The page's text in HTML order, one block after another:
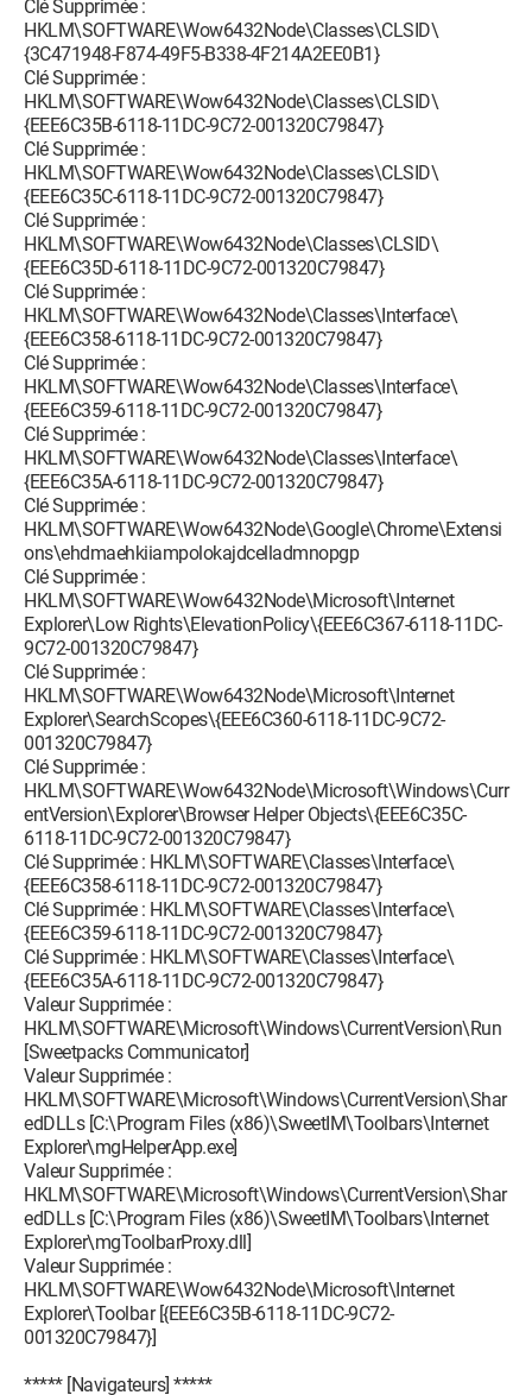
Clé Supprimée :
HKLM\SOFTWARE\Wow6432Node\Classes\CLSID\
{3C471948-F874-49F5-B338-4F214A2EE0B1}
Clé Supprimée :
HKLM\SOFTWARE\Wow6432Node\Classes\CLSID\
{EEE6C35B-6118-11DC-9C72-001320C79847}
Clé Supprimée :
HKLM\SOFTWARE\Wow6432Node\Classes\CLSID\
{EEE6C35C-6118-11DC-9C72-001320C79847}
Clé Supprimée :
HKLM\SOFTWARE\Wow6432Node\Classes\CLSID\
{EEE6C35D-6118-11DC-9C72-001320C79847}
Clé Supprimée :
HKLM\SOFTWARE\Wow6432Node\Classes\Interface\
{EEE6C358-6118-11DC-9C72-001320C79847}
Clé Supprimée :
HKLM\SOFTWARE\Wow6432Node\Classes\Interface\
{EEE6C359-6118-11DC-9C72-001320C79847}
Clé Supprimée :
HKLM\SOFTWARE\Wow6432Node\Classes\Interface\
{EEE6C35A-6118-11DC-9C72-001320C79847}
Clé Supprimée :
HKLM\SOFTWARE\Wow6432Node\Google\Chrome\Extensi
ons\ehdmaehkiiampolokajdcelladmnopgp
Clé Supprimée :
HKLM\SOFTWARE\Wow6432Node\Microsoft\Internet
Explorer\Low Rights\ElevationPolicy\{EEE6C367-6118-11DC-
9C72-001320C79847}
Clé Supprimée :
HKLM\SOFTWARE\Wow6432Node\Microsoft\Internet
Explorer\SearchScopes\{EEE6C360-6118-11DC-9C72-
001320C79847}
Clé Supprimée :
HKLM\SOFTWARE\Wow6432Node\Microsoft\Windows\Curr
entVersion\Explorer\Browser Helper Objects\{EEE6C35C-
6118-11DC-9C72-001320C79847}
Clé Supprimée : HKLM\SOFTWARE\Classes\Interface\
{EEE6C358-6118-11DC-9C72-001320C79847}
Clé Supprimée : HKLM\SOFTWARE\Classes\Interface\
{EEE6C359-6118-11DC-9C72-001320C79847}
Clé Supprimée : HKLM\SOFTWARE\Classes\Interface\
{EEE6C35A-6118-11DC-9C72-001320C79847}
Valeur Supprimée :
HKLM\SOFTWARE\Microsoft\Windows\CurrentVersion\Run
[Sweetpacks Communicator]
Valeur Supprimée :
HKLM\SOFTWARE\Microsoft\Windows\CurrentVersion\Shar
edDLLs [C:\Program Files (x86)\SweetIM\Toolbars\Internet
Explorer\mgHelperApp.exe]
Valeur Supprimée :
HKLM\SOFTWARE\Microsoft\Windows\CurrentVersion\Shar
edDLLs [C:\Program Files (x86)\SweetIM\Toolbars\Internet
Explorer\mgToolbarProxy.dll]
Valeur Supprimée :
HKLM\SOFTWARE\Wow6432Node\Microsoft\Internet
Explorer\Toolbar [{EEE6C35B-6118-11DC-9C72-
001320C79847}]
***** [Navigateurs] *****